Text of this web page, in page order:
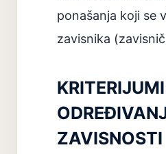
ponašanja koji se
zavisnika
ZAVISNOSTI